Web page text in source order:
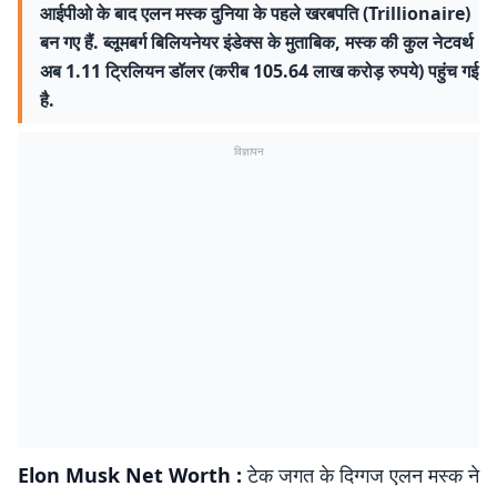
आईपीओ के बाद एलन मस्क दुनिया के पहले खरबपति (Trillionaire)
बन गए हैं. ब्लूमबर्ग बिलियनेयर इंडेक्स के मुताबिक, मस्क की कुल नेटवर्थ
अब 1.11 ट्रिलियन डॉलर (करीब 105.64 लाख करोड़ रुपये) पहुंच गई
है.
विज्ञापन
Elon Musk Net Worth : टेक जगत के दिग्गज एलन मस्क ने